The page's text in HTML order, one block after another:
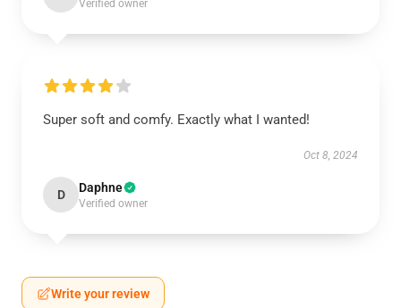
Verified owner
Super soft and comfy. Exactly what I wanted!
Oct 8, 2024
D Daphne
Verified owner
Write your review